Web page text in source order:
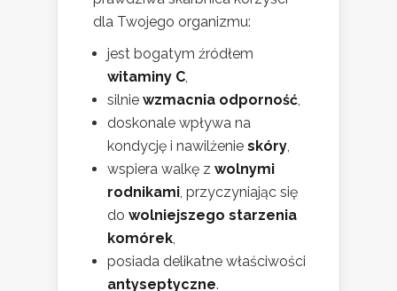
dla Twojego organizmu:
jest bogatym źródłem
witaminy C,
silnie wzmacnia odporność,
doskonale wpływa na
kondycję i nawilżenie skóry,
wspiera walkę z wolnymi
rodnikami, przyczyniając się
do wolniejszego starzenia
komórek,
posiada delikatne właściwości
antyseptyczne.